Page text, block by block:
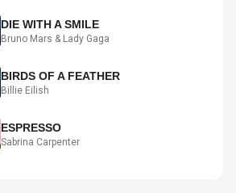
DIE WITH A SMILE
Bruno Mars & Lady Gaga
BIRDS OF A FEATHER
Billie Eilish
ESPRESSO
Sabrina Carpenter